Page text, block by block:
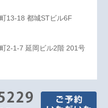
13-18 都城STビル6F
2-1-7 延岡ビル2階 201号